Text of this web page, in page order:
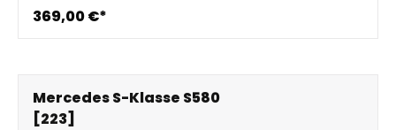
369,00 €*
Mercedes S-Klasse S580
[223]